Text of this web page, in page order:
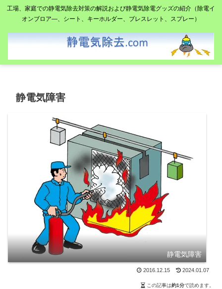
工場、家庭での静電気除去対策の解説および静電気除電グッズの紹介（除電イ
オンブロア―、シート、キーホルダー、ブレスレット、スプレー）
静電気障害
静電気障害
2016.12.15 2024.01.07
この記事は約1分で読めます。